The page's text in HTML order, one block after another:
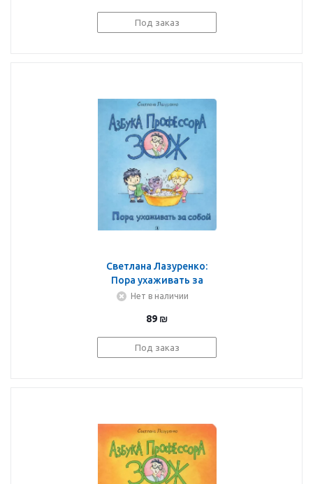
Под заказ
Светлана Лазуренко:
Пора ухаживать за
собой
Нет в наличии
89 ₪
Под заказ